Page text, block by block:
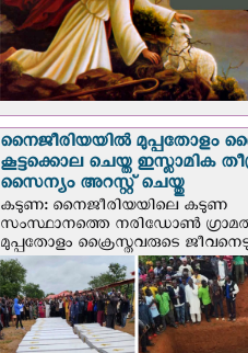
നൈജീരിയയില്‍ മുപ്പതോളം
കൂട്ടക്കൊല ചെയ്ത ഇസ്ലാമിക
സൈന്യം അറസ്റ്റ് ചെയ്തു
കടുണ: നൈജീരിയയിലെ കടുണ
സംസ്ഥാനത്തെ നരിഡോൺ
മുപ്പതോളം ക്രൈസ്തവരുടെ